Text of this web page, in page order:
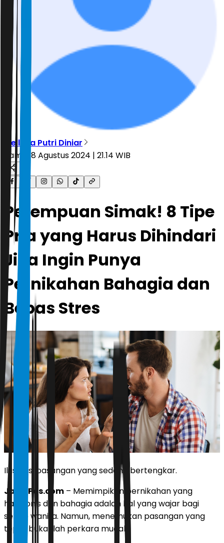
Mellyna Putri Diniar
Kamis, 8 Agustus 2024 | 21.14 WIB
Perempuan Simak! 8 Tipe
Pria yang Harus Dihindari
Jika Ingin Punya
Pernikahan Bahagia dan
Bebas Stres
Ilustrasi pasangan yang sedang bertengkar.
JawaPos.com – Memimpikan pernikahan yang
harmonis dan bahagia adalah hal yang wajar bagi
setiap wanita. Namun, menemukan pasangan yang
tepat bukanlah perkara mudah.